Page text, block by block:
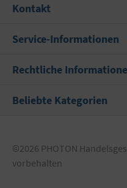
Kontakt
Service-Informationen
Rechtliche
Beliebte Kategorien
©2026 PHOTON
vorbehalten